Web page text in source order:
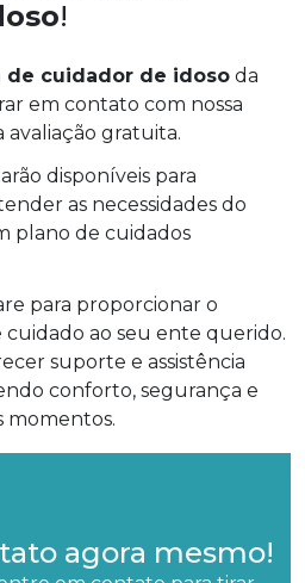
!
de cuidador de idoso da
em contato com nossa
gratuita.
disponíveis para
as necessidades do
plano de cuidados
para proporcionar o
ao seu ente querido.
suporte e assistência
conforto, segurança e
momentos.
agora mesmo!